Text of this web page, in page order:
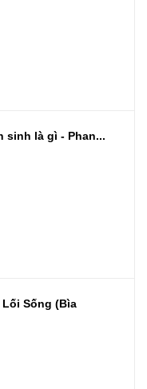
sinh là gì - Phan...
Lối Sống (Bìa